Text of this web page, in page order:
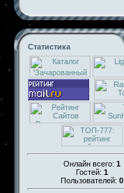
Статистика
Онлайн всего: 1
Гостей: 1
Пользователей: 0